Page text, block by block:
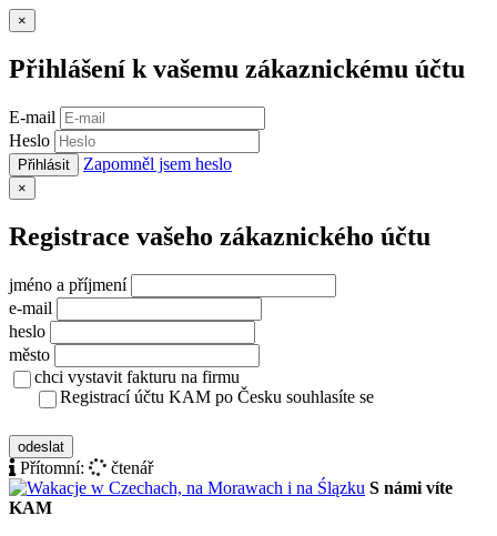
×
Přihlášení k vašemu zákaznickému účtu
E-mail
Heslo
Přihlásit Zapomněl jsem heslo
×
Registrace vašeho zákaznického účtu
jméno a příjmení
e-mail
heslo
město
chci vystavit fakturu na firmu
Registrací účtu KAM po Česku souhlasíte se
odeslat
Přítomní:
čtenář
S námi víte
KAM